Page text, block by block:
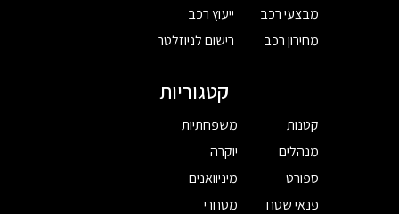
מבצעי רכב
מחירון רכב
ייעוץ רכב
רישום לניוזלטר
קטגוריות
קטנות
מנהלים
ספורט
פנאי שטח
משפחתיות
יוקרה
מיניוואנים
מסחרי